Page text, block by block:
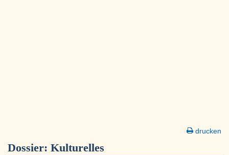
drucken
Dossier: Kulturelles